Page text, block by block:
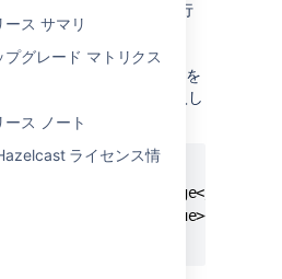
ス サマリ
グレード マトリクス
ス ノート
ライセンス情
を設定できます。これを行
WEB-
ファイルを
‬要素の下に次の行を挿入し
param-
param-value><!-- 3